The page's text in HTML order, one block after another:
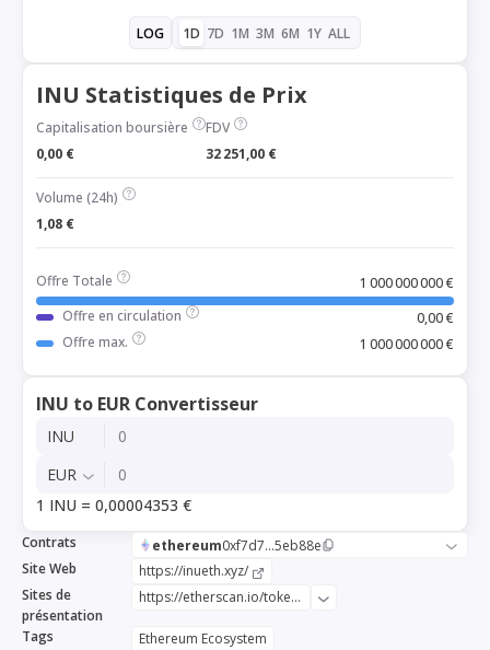
LOG 1D 7D 1M 3M 6M 1Y ALL
INU Statistiques de Prix
Capitalisation boursière
0,00 €
FDV
32 251,00 €
Volume (24h)
1,08 €
Offre Totale
1 000 000 000 €
Offre en circulation
0,00 €
Offre max.
1 000 000 000 €
INU to EUR Convertisseur
INU
EUR
1 INU = 0,00004353 €
Contrats ethereum0xf7d7...5eb88e
Site Web
https://inueth.xyz/
Sites de
présentation
https://etherscan.io/token/0xf7d75a5e807b5345eb7aab8cc9a2f9e2175eb88e
Tags Ethereum Ecosystem